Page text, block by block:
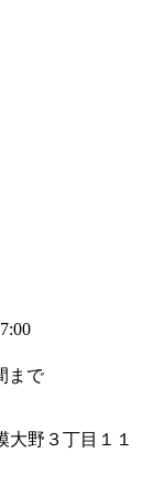
まで
野３丁目１１